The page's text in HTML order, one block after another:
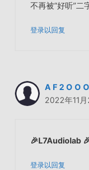
不再被“好听”二
登录以回复
A F 2 O O O
2022年11
🎉L7Audiolab
登录以回复